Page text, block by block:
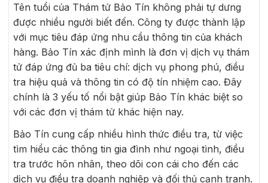
Tên tuổi của Thám tử Bảo Tín không phải tự dưng
được nhiều người biết đến. Công ty được thành lập
với mục tiêu đáp ứng nhu cầu thông tin của khách
hàng. Bảo Tín xác định mình là đơn vị dịch vụ thám
tử đáp ứng đủ ba tiêu chí: dịch vụ phong phú, điều
tra hiệu quả và thông tin có độ tín nhiệm cao. Đây
chính là 3 yếu tố nổi bật giúp Bảo Tín khác biệt so
với các đơn vị thám tử khác hiện nay.
Bảo Tín cung cấp nhiều hình thức điều tra, từ việc
tìm hiểu các thông tin gia đình như ngoại tình, điều
tra trước hôn nhân, theo dõi con cái cho đến các
dịch vụ điều tra doanh nghiệp và đối thủ cạnh tranh.